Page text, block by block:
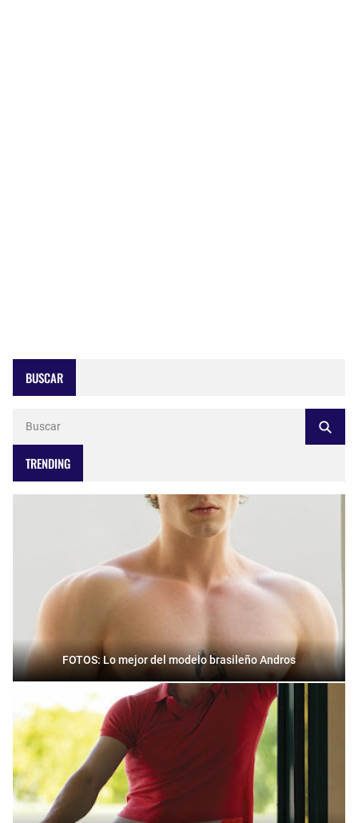
BUSCAR
TRENDING
FOTOS: Lo mejor del modelo brasileño Andros